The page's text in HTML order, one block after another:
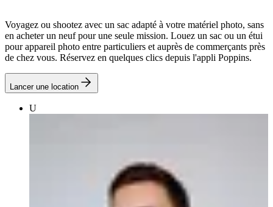
Voyagez ou shootez avec un sac adapté à votre matériel photo, sans
en acheter un neuf pour une seule mission. Louez un sac ou un étui
pour appareil photo entre particuliers et auprès de commerçants près
de chez vous. Réservez en quelques clics depuis l'appli Poppins.
Lancer une location
U